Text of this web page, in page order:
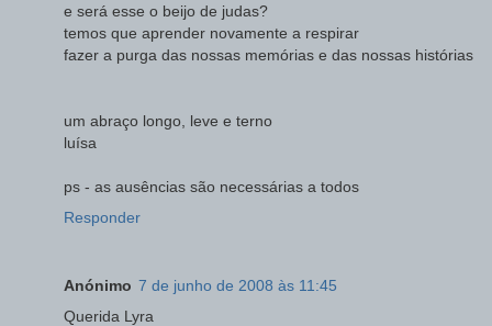
e será esse o beijo de judas?
temos que aprender novamente a respirar
fazer a purga das nossas memórias e das nossas histórias
um abraço longo, leve e terno
luísa
ps - as ausências são necessárias a todos
Responder
Anónimo 7 de junho de 2008 às 11:45
Querida Lyra